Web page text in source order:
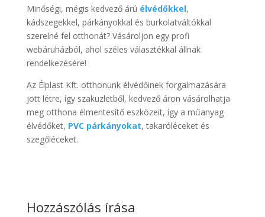
Minőségi, mégis kedvező árú élvédőkkel,
kádszegekkel, párkányokkal és burkolatváltókkal
szerelné fel otthonát? Vásároljon egy profi
webáruházból, ahol széles választékkal állnak
rendelkezésére!
Az Élplast Kft. otthonunk élvédőinek forgalmazására
jött létre, így szaküzletből, kedvező áron vásárolhatja
meg otthona élmentesítő eszközeit, így a műanyag
élvédőket, PVC párkányokat, takaróléceket és
szegőléceket.
Hozzászólás írása